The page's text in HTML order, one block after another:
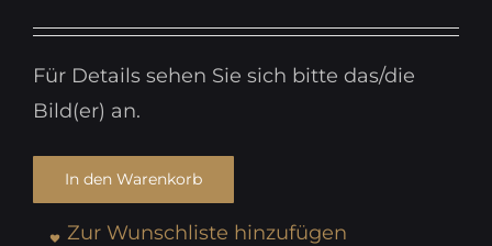
Für Details sehen Sie sich bitte das/die
Bild(er) an.
In den Warenkorb
Zur Wunschliste hinzufügen